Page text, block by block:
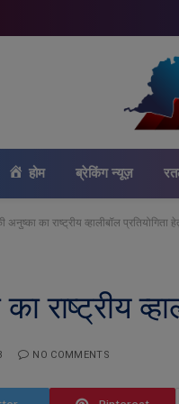
होम ब्रेकिंग न्यूज़
अनुष्का का राष्ट्रीय व्हालीबॉल प्रतियोगिता
राष्ट्रीय
NO COMMENTS